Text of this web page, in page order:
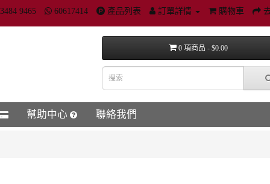
3484 9465 60617414 產品列表 訂單詳情 購物車
0 項商品 - $0.00
幫助中心 聯絡我們